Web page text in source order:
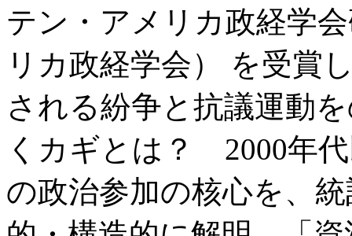
テン・アメリカ政経学
リカ政経学会） を受賞
される紛争と抗議運動
くカギとは？ 2000年
の政治参加の核心を、